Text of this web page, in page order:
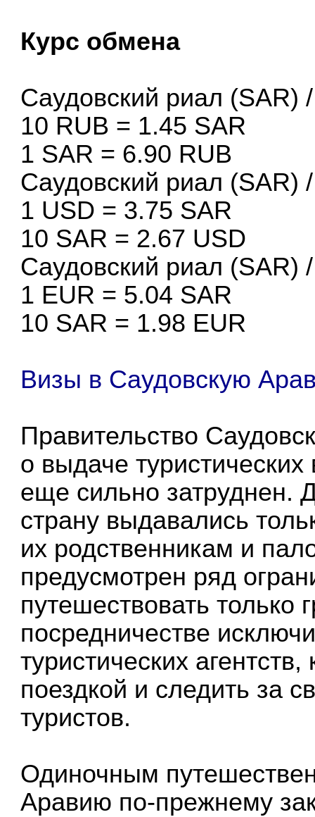
Курс обмена
Саудовский риал (SAR)
10 RUB = 1.45 SAR
1 SAR = 6.90 RUB
Саудовский риал (SAR)
1 USD = 3.75 SAR
10 SAR = 2.67 USD
Саудовский риал (SAR)
1 EUR = 5.04 SAR
10 SAR = 1.98 EUR
Визы в Саудовскую
Правительство
о выдаче туристических
еще сильно затруднен.
страну выдавались
их родственникам и
предусмотрен ряд
путешествовать только
посредничестве
туристических
поездкой и следить за
туристов.
Одиночным
Аравию по-прежнему